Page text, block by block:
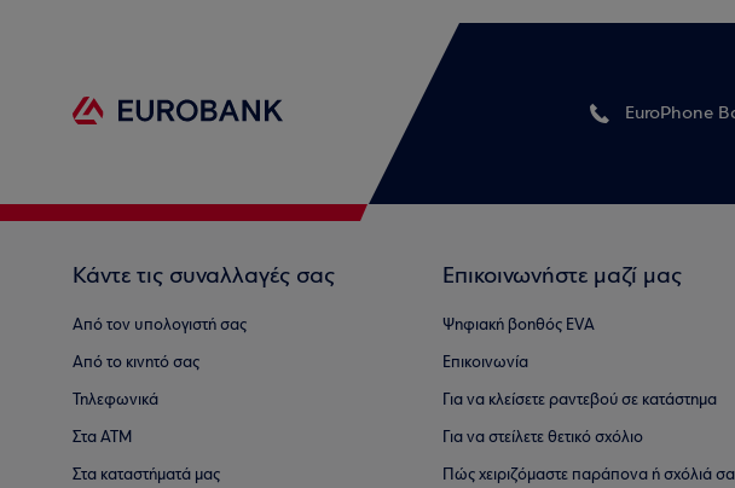
EuroPhone
Κάντε τις συναλλαγές σας
Από τον υπολογιστή σας
Από το κινητό σας
Τηλεφωνικά
Στα ΑΤΜ
Στα καταστήματά μας
Επικοινωνήστε μαζί μας
Ψηφιακή βοηθός EVA
Επικοινωνία
Για να κλείσετε ραντεβού σε κατάστημα
Για να στείλετε θετικό σχόλιο
Πώς χειριζόμαστε παράπονα ή σχόλιά